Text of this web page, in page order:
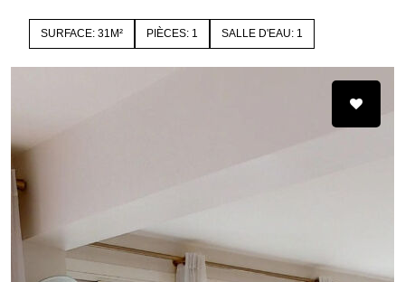
SURFACE: 31M² PIÈCES: 1 SALLE D'EAU: 1